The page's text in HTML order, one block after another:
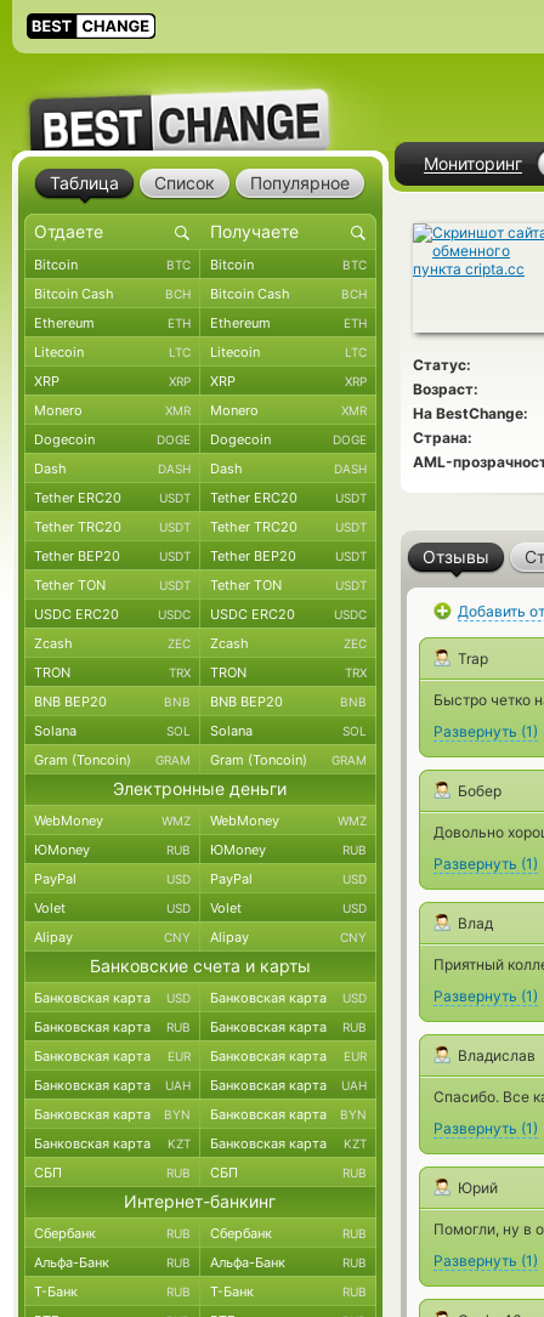
Мониторинг
Статус:
Возраст:
На BestChange:
Страна:
AML-
Отзывы
Добавить
Trap
Быстро четко
Развернуть (1)
Бобер
Довольно
Развернуть (1)
Влад
Приятный
Развернуть (1)
Владислав
Спасибо. Все
Развернуть (1)
Юрий
Помогли, ну в
Развернуть (1)
Таблица Список Популярное
Bitcoin BTC Bitcoin BTC
Bitcoin Cash BCH Bitcoin Cash BCH
Ethereum ETH Ethereum ETH
Litecoin LTC Litecoin LTC
XRP XRP XRP XRP
Monero XMR Monero XMR
Dogecoin DOGE Dogecoin DOGE
Dash DASH Dash DASH
Tether ERC20 USDT Tether ERC20 USDT
Tether TRC20 USDT Tether TRC20 USDT
Tether BEP20 USDT Tether BEP20 USDT
Tether TON USDT Tether TON USDT
USDC ERC20 USDC USDC ERC20 USDC
Zcash ZEC Zcash ZEC
TRON TRX TRON TRX
BNB BEP20 BNB BNB BEP20 BNB
Solana SOL Solana SOL
Gram (Toncoin) GRAM Gram (Toncoin) GRAM
Электронные деньги
WebMoney WMZ WebMoney WMZ
ЮMoney RUB ЮMoney RUB
PayPal USD PayPal USD
Volet USD Volet USD
Alipay CNY Alipay CNY
Банковские счета и карты
Банковская карта USD Банковская карта USD
Банковская карта RUB Банковская карта RUB
Банковская карта EUR Банковская карта EUR
Банковская карта UAH Банковская карта UAH
Банковская карта BYN Банковская карта BYN
Банковская карта KZT Банковская карта KZT
СБП RUB СБП RUB
Интернет-банкинг
Сбербанк RUB Сбербанк RUB
Альфа-Банк RUB Альфа-Банк RUB
Т-Банк RUB Т-Банк RUB